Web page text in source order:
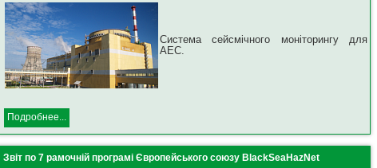
Система сейсмічного моніторингу для
АЕС.
Подробнее...
Звіт по 7 рамочній програмі Європейського союзу BlackSeaHazNet